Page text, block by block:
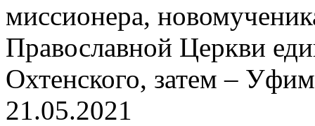
миссионера,
Православной Церкви
Охтенского, затем –
21.05.2021